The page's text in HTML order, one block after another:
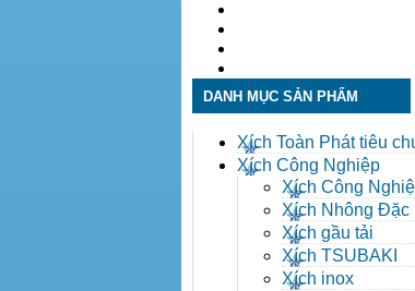
DANH MỤC SẢN PHẨM
Xích Toàn Phát tiêu
ANSI
Xích Công Nghiệp
Xích Công
Xich Cong Nghiep
Xích Nhông Đặc
Xích gầu tải
Xích TSUBAKI
Xích inox